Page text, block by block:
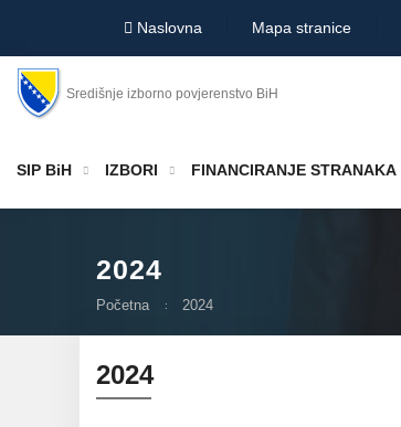
Naslovna Mapa stranice
Središnje izborno povjerenstvo BiH
SIP BiH IZBORI FINANCIRANJE STRANAKA
2024
Početna 2024
2024